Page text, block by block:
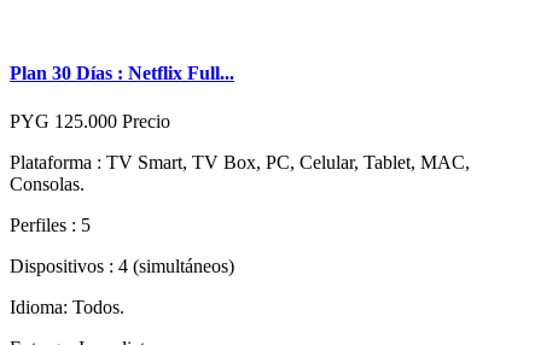
Plan 30 Días : Netflix Full...
PYG 125.000 Precio
Plataforma : TV Smart, TV Box, PC, Celular, Tablet, MAC,
Consolas.
Perfiles : 5
Dispositivos : 4 (simultáneos)
Idioma: Todos.